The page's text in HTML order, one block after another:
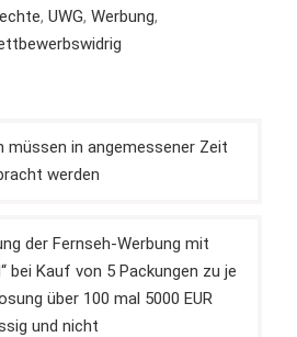
, UWG, Werbung,
müssen in angemessener Zeit
werden
der Fernseh-Werbung mit
bei Kauf von 5 Packungen zu je
über 100 mal 5000 EUR
und nicht